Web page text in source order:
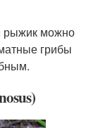
рыжик можно
грибы